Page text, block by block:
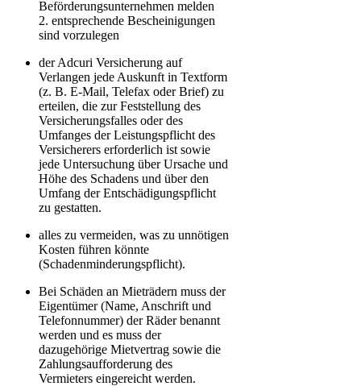
Beförderungsunternehmen melden
2. entsprechende Bescheinigungen
sind vorzulegen
der Adcuri Versicherung auf
Verlangen jede Auskunft in Textform
(z. B. E-Mail, Telefax oder Brief) zu
erteilen, die zur Feststellung des
Versicherungsfalles oder des
Umfanges der Leistungspflicht des
Versicherers erforderlich ist sowie
jede Untersuchung über Ursache und
Höhe des Schadens und über den
Umfang der Entschädigungspflicht
zu gestatten.
alles zu vermeiden, was zu unnötigen
Kosten führen könnte
(Schadenminderungspflicht).
Bei Schäden an Mieträdern muss der
Eigentümer (Name, Anschrift und
Telefonnummer) der Räder benannt
werden und es muss der
dazugehörige Mietvertrag sowie die
Zahlungsaufforderung des
Vermieters eingereicht werden.